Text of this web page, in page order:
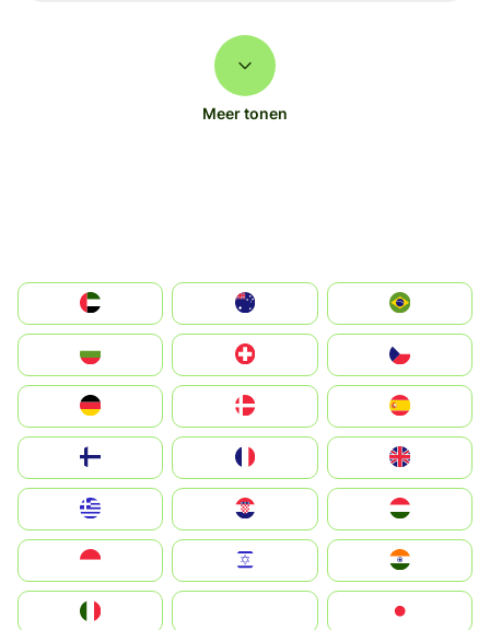
Meer tonen
الإمارات العربية المتحدة
Switzerland
Deutschland
United Kingdom
Magyarország